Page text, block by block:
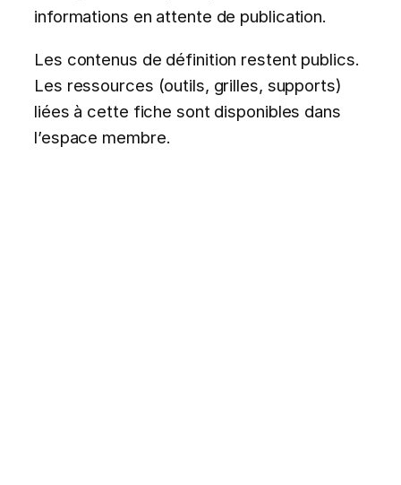
informations en attente de publication.
Les contenus de définition restent publics.
Les ressources (outils, grilles, supports)
liées à cette fiche sont disponibles dans
l’espace membre.